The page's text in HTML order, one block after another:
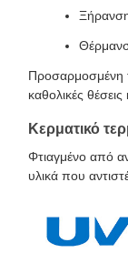
Προσαρμοσμένη
καθολικές
Κερματικό
Φτιαγμένο από
υλικά που